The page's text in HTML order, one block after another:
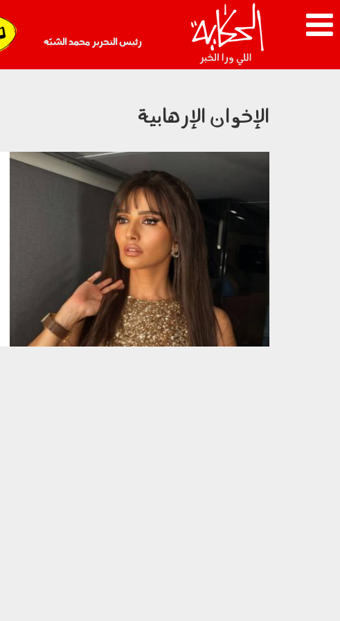
رئيس التحرير محمد الشبّه
الإخوان الإرهابية